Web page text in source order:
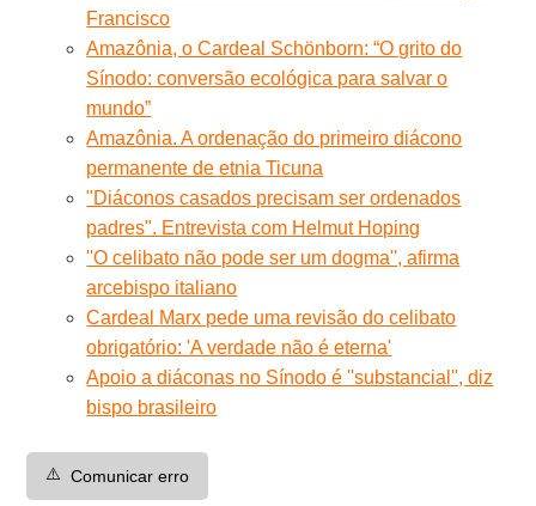
Francisco
Amazônia, o Cardeal Schönborn: “O grito do
Sínodo: conversão ecológica para salvar o
mundo”
Amazônia. A ordenação do primeiro diácono
permanente de etnia Ticuna
"Diáconos casados precisam ser ordenados
padres". Entrevista com Helmut Hoping
''O celibato não pode ser um dogma'', afirma
arcebispo italiano
Cardeal Marx pede uma revisão do celibato
obrigatório: 'A verdade não é eterna'
Apoio a diáconas no Sínodo é ''substancial'', diz
bispo brasileiro
⚠️ Comunicar erro